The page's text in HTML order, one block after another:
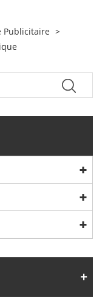
Publicitaire >